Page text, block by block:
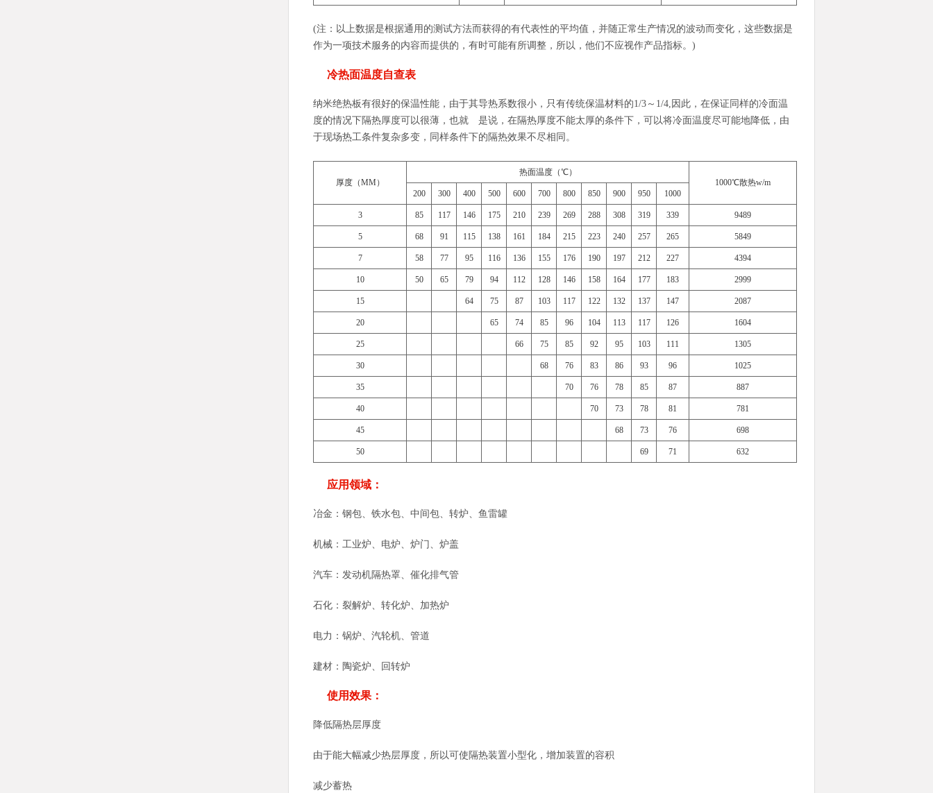
(注：以上数据是根据通用的测试方法而获得的有代表性的平均值，并随正常生产情况的波动而变化，这些数据是
作为一项技术服务的内容而提供的，有时可能有所调整，所以，他们不应视作产品指标。)
冷热面温度自查表
纳米绝热板有很好的保温性能，由于其导热系数很小，只有传统保温材料的1/3～1/4,因此，在保证同样的冷面温
度的情况下隔热厚度可以很薄，也就 是说，在隔热厚度不能太厚的条件下，可以将冷面温度尽可能地降低，由
于现场热工条件复杂多变，同样条件下的隔热效果不尽相同。
厚度（MM）
热面温度（℃）
1000℃散热w/m
200
300 400 500 600 700 800 850 900 950 1000
3 85 117 146 175 210 239 269 288 308 319 339 9489
5 68 91 115 138 161 184 215 223 240 257 265 5849
7 58 77 95 116 136 155 176 190 197 212 227 4394
10 50 65 79 94 112 128 146 158 164 177 183 2999
15 64 75 87 103 117 122 132 137 147 2087
20 65 74 85 96 104 113 117 126 1604
25 66 75 85 92 95 103 111 1305
30 68 76 83 86 93 96 1025
35 70 76 78 85 87 887
40 70 73 78 81 781
45 68 73 76 698
50 69 71 632
应用领域：
冶金：钢包、铁水包、中间包、转炉、鱼雷罐
机械：工业炉、电炉、炉门、炉盖
汽车：发动机隔热罩、催化排气管
石化：裂解炉、转化炉、加热炉
电力：锅炉、汽轮机、管道
建材：陶瓷炉、回转炉
使用效果：
降低隔热层厚度
由于能大幅减少热层厚度，所以可使隔热装置小型化，增加装置的容积
减少蓄热